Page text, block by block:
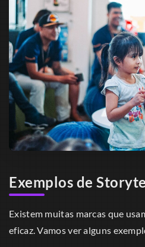
Exemplos de
Existem muitas marcas que
eficaz. Vamos ver alguns